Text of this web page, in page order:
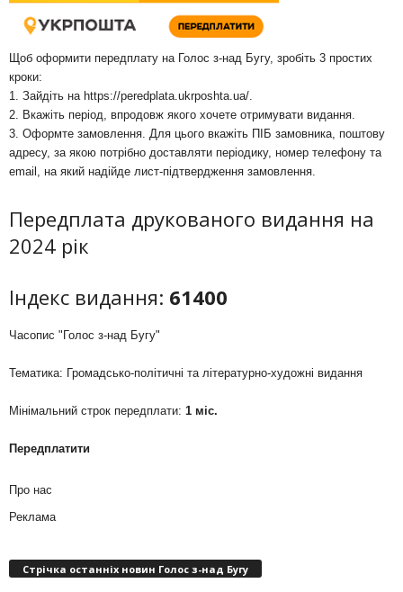
Щоб оформити передплату на Голос з-над Бугу, зробіть 3 простих
кроки:
1. Зайдіть на https://peredplata.ukrposhta.ua/
2. Вкажіть період, впродовж якого хочете отримувати видання.
3. Оформте замовлення. Для цього вкажіть ПІБ замовника, поштову
адресу, за якою потрібно доставляти періодику, номер телефону та
email, на який надійде лист-підтвердження замовлення.
Передплата друкованого видання на
2024 рік
Індекс видання: 61400
Часопис "Голос з-над Бугу"
Тематика: Громадсько-політичні та літературно-художні видання
Мінімальний строк передплати: 1 міс.
Передплатити
Про нас
Реклама
Стрічка останніх новин Голос з-над Бугу